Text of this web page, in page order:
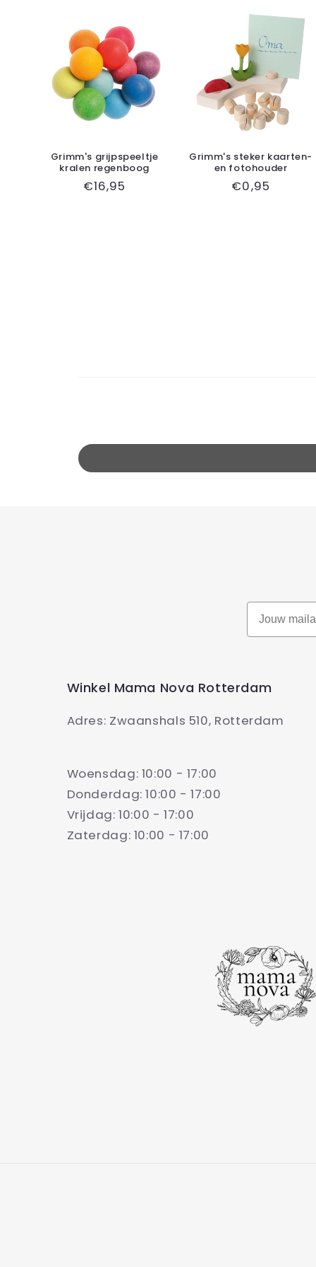
Grimm's grijpspeeltje
kralen regenboog
Normale
€16,95
Grimm's steker kaarten-
en fotohouder
Normale
€0,95
Winkel Mama Nova Rotterdam
Adres: Zwaanshals 510, Rotterdam
Woensdag: 10:00 - 17:00
Donderdag: 10:00 - 17:00
Vrijdag: 10:00 - 17:00
Zaterdag: 10:00 - 17:00